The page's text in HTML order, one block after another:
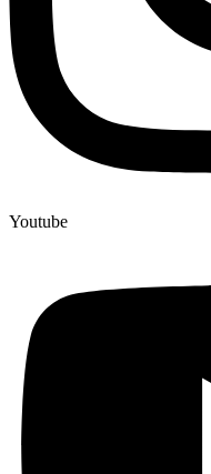
Youtube